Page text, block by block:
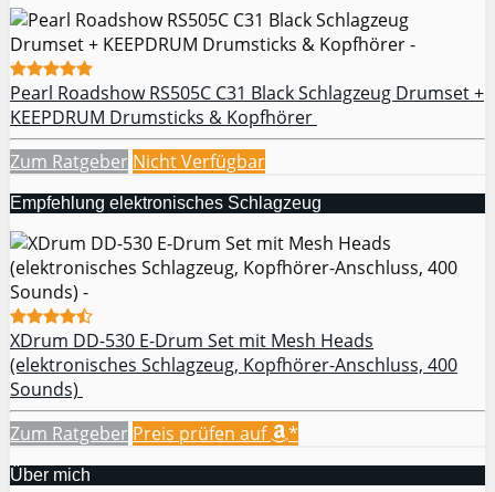
Pearl Roadshow RS505C C31 Black Schlagzeug Drumset +
KEEPDRUM Drumsticks & Kopfhörer
Zum Ratgeber Nicht Verfügbar
Empfehlung elektronisches Schlagzeug
XDrum DD-530 E-Drum Set mit Mesh Heads
(elektronisches Schlagzeug, Kopfhörer-Anschluss, 400
Sounds)
Zum Ratgeber Preis prüfen auf *
Über mich